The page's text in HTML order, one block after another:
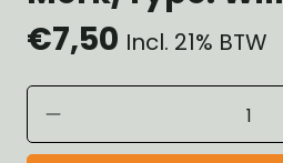
€7,50 Incl. 21% BTW